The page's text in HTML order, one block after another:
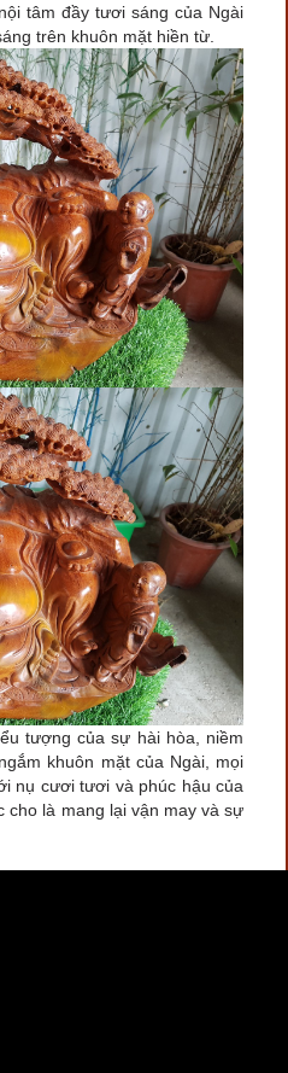
tâm đầy tươi sáng của Ngài
trên khuôn mặt hiền từ.
tượng của sự hài hòa, niềm
khuôn mặt của Ngài, mọi
nụ cươi tươi và phúc hậu của
cho là mang lại vận may và sự